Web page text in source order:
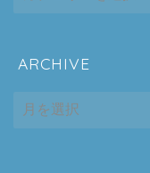
ARCHIVE
ARCHIVE